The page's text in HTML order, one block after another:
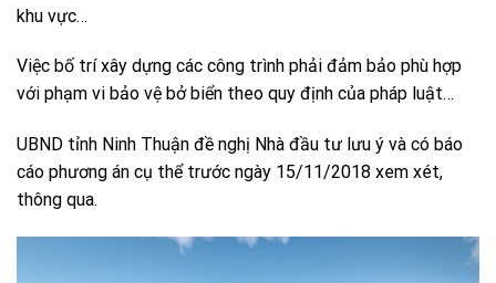
khu vực…
Việc bố trí xây dựng các công trình phải đảm bảo phù hợp
với phạm vi bảo vệ bở biển theo quy định của pháp luật…
UBND tỉnh Ninh Thuận đề nghị Nhà đầu tư lưu ý và có báo
cáo phương án cụ thể trước ngày 15/11/2018 xem xét,
thông qua.